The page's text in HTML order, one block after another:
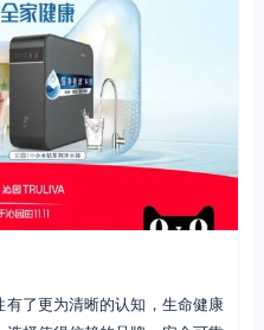
了更为清晰的认知，生命健康